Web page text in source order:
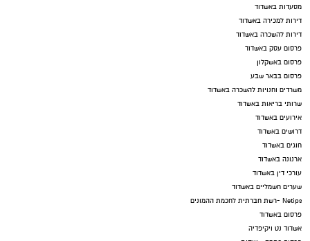
מסעדות באשדוד
דירות למכירה באשדוד
דירות להשכרה באשדוד
פרסום עסק באשדוד
פרסום באשקלון
פרסום בבאר שבע
משרדים וחנויות להשכרה באשדוד
שרותי בריאות באשדוד
אירועים באשדוד
דרושים באשדוד
חוגים באשדוד
ארנונה באשדוד
עורכי דין באשדוד
שערים חשמליים באשדוד
Netips -רשת חברתית לחכמת ההמונים
פרסום באשדוד
אשדוד נט ויקיפדיה